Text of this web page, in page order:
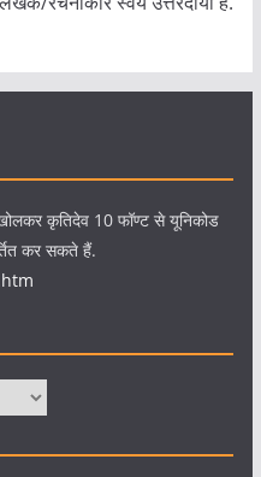
कृतिदेव 10 फॉण्ट से यूनिकोड
कर सकते हैं.